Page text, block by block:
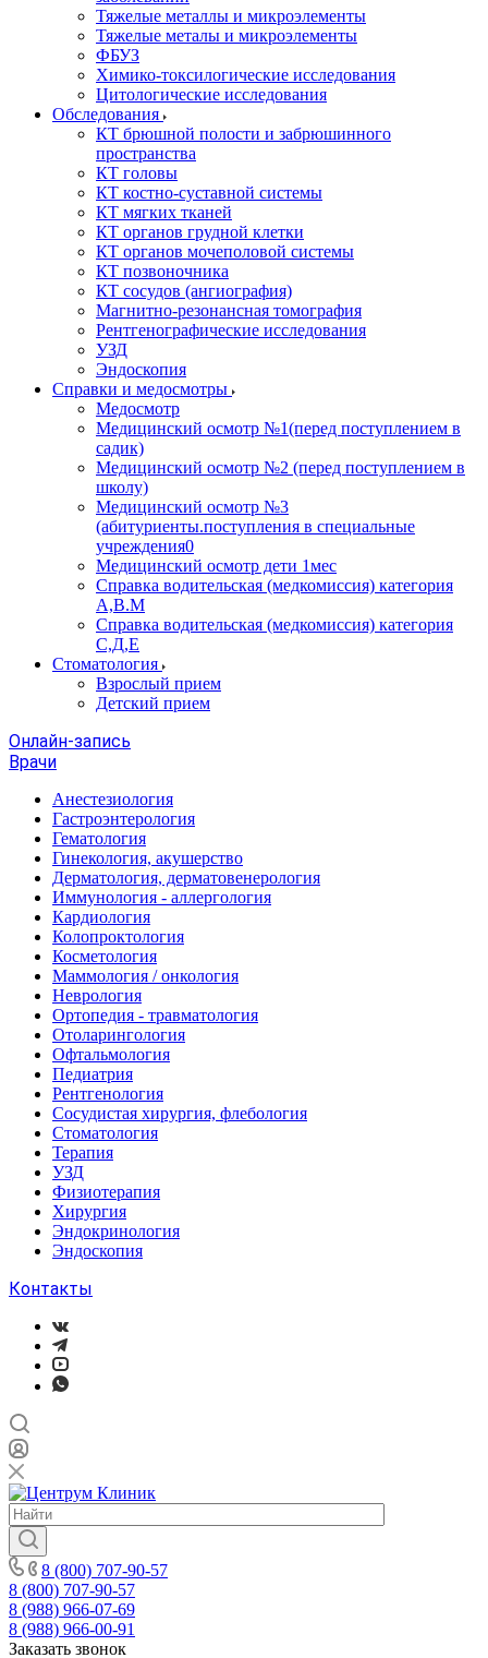
Тяжелые металлы и микроэлементы
Тяжелые металы и микроэлементы
ФБУЗ
Химико-токсилогические исследования
Цитологические исследования
Обследования
КТ брюшной полости и забрюшинного
пространства
КТ головы
КТ костно-суставной системы
КТ мягких тканей
КТ органов грудной клетки
КТ органов мочеполовой системы
КТ позвоночника
КТ сосудов (ангиография)
Магнитно-резонансная томография
Рентгенографические исследования
УЗД
Эндоскопия
Справки и медосмотры
Медосмотр
Медицинский осмотр №1(перед поступлением в
садик)
Медицинский осмотр №2 (перед поступлением в
школу)
Медицинский осмотр №3
(абитуриенты.поступления в специальные
учреждения0
Медицинский осмотр дети 1мес
Справка водительская (медкомиссия) категория
А,В.М
Справка водительская (медкомиссия) категория
С,Д,Е
Стоматология
Взрослый прием
Детский прием
Онлайн-запись
Врачи
Анестезиология
Гастроэнтерология
Гематология
Гинекология, акушерство
Дерматология, дерматовенерология
Иммунология - аллергология
Кардиология
Колопроктология
Косметология
Маммология / онкология
Неврология
Ортопедия - травматология
Отоларингология
Офтальмология
Педиатрия
Рентгенология
Сосудистая хирургия, флебология
Стоматология
Терапия
УЗД
Физиотерапия
Хирургия
Эндокринология
Эндоскопия
Контакты
8 (800) 707-90-57
8 (800) 707-90-57
8 (988) 966-07-69
8 (988) 966-00-91
Заказать звонок